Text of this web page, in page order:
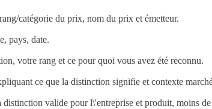
catégorie du prix, nom du prix et émetteur.
pays, date.
votre rang et ce pour quoi vous avez été reconnu.
ce que la distinction signifie et contexte
valide pour l\'entreprise et produit, moins